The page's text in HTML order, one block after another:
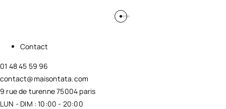
Contact
01 48 45 59 96
contact@maisontata.com
9 rue de turenne 75004 paris
LUN - DIM : 10:00 - 20:00